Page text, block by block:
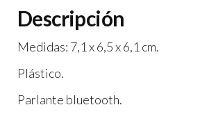
Descripción
Medidas: 7,1 x 6,5 x 6,1 cm.
Plástico.
Parlante bluetooth.